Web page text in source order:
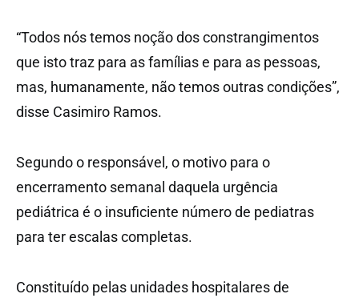
“Todos nós temos noção dos constrangimentos
que isto traz para as famílias e para as pessoas,
mas, humanamente, não temos outras condições”,
disse Casimiro Ramos.
Segundo o responsável, o motivo para o
encerramento semanal daquela urgência
pediátrica é o insuficiente número de pediatras
para ter escalas completas.
Constituído pelas unidades hospitalares de